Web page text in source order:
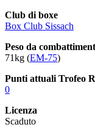
Club di boxe
Box Club Sissach
Peso da
71kg (EM-75)
Punti attuali Trofeo
0
Licenza
Scaduto